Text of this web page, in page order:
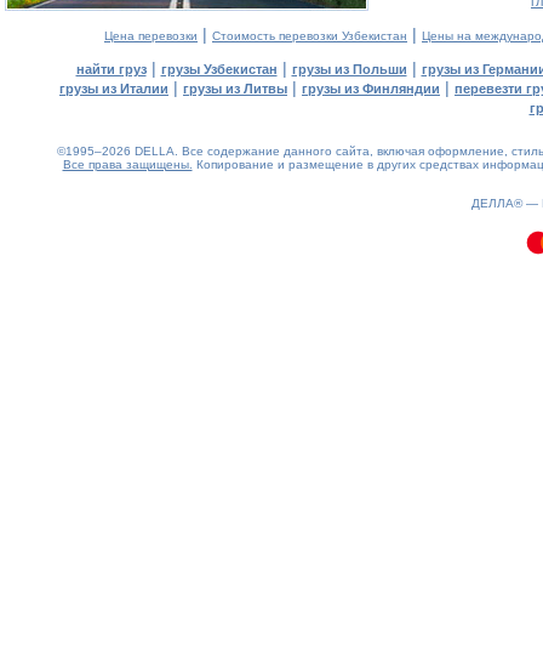
Цена перевозки | Стоимость перевозки Узбекистан | Цены на
найти груз| грузы Узбекистан | грузы из Польши | грузы из
грузы из Италии | грузы из Литвы | грузы из Финляндии | перевезти
©1995–2026 DELLA. Все содержание данного сайта, включая оформление,
Все права защищены. Копирование и размещение в других средствах
ДЕЛЛА® —